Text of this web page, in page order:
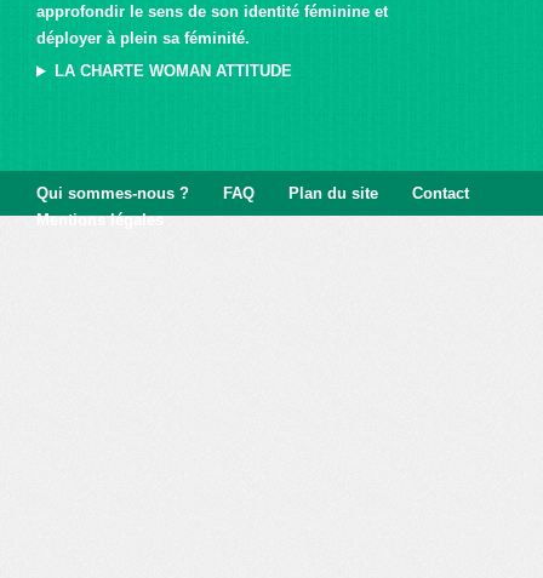
approfondir le sens de son identité féminine et
déployer à plein sa féminité.
LA CHARTE WOMAN ATTITUDE
Qui sommes-nous ? FAQ Plan du site
Contact
Mentions légales